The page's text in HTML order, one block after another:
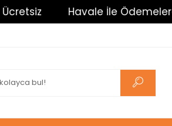
Havale İle Ödemelerde %3